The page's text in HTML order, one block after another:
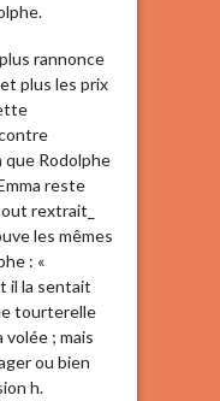
rannonce
plus les prix
que Rodolphe
reste
rextrait_
les mêmes
: «
il la sentait
tourterelle
; mais
ou bien
h.